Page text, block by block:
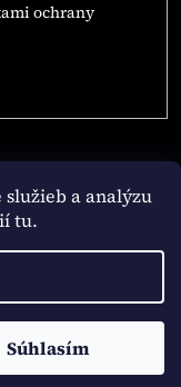
a analýzu
tu.
Súhlasím
ochrany
práva vyhradené.